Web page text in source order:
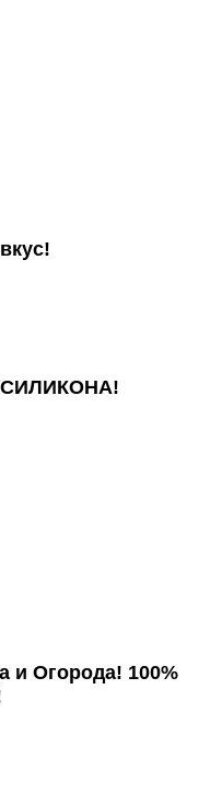
и Огорода! 100%